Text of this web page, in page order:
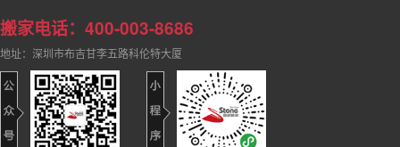
搬家电话：400-003-8686
地址：深圳市布吉甘李五路科伦特大厦